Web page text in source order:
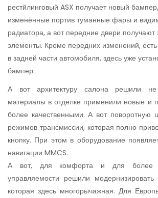
рестйлинговый ASX получает новый
изменённые портив туманные фары и
радиатора, а вот передние двери
элементы. Кроме передних изменений,
в задней части автомобиля, здесь уже
бампер.
А вот архитектуру салона решили
материалы в отделке применили новые и
более качественными. А вот поворотную
режимов трансмиссии, которая полно
кнопку. При этом в оборудование
навигации MMCS.
А вот, для комфорта и для более
управляемости решили
которая здесь многорычажная. Для